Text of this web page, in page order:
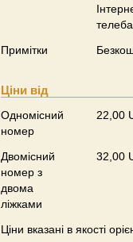
Примітки
Ціни від
Одномісний
номер
22,00
Двомісний
номер з
двома
ліжками
32,00
Ціни вказані в якості